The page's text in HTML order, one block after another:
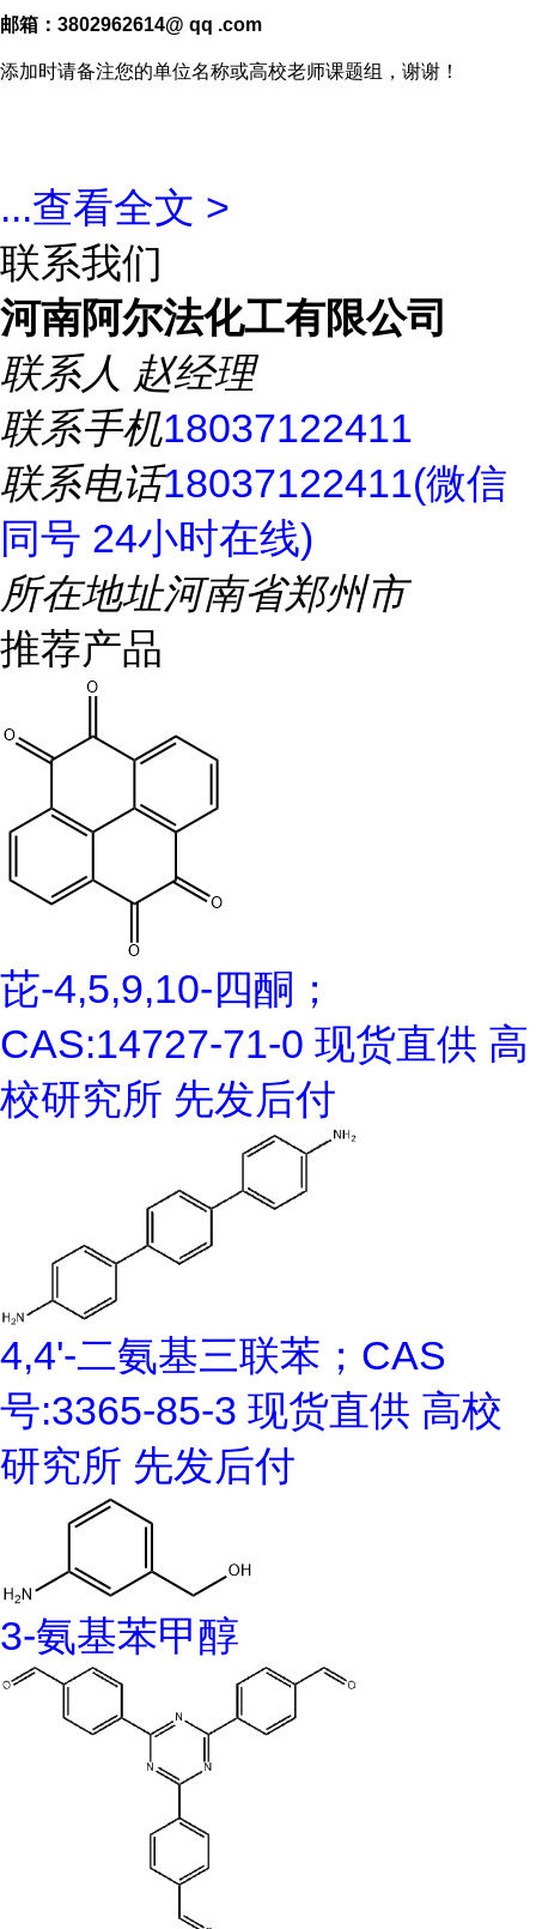
邮箱：3802962614@ qq .com
添加时请备注您的单位名称或高校老师课题组，谢谢！
...查看全文 >
联系我们
河南阿尔法化工有限公司
联系人 赵经理
联系手机18037122411
联系电话18037122411(微信
同号 24小时在线)
所在地址河南省郑州市
推荐产品
芘-4,5,9,10-四酮；
CAS:14727-71-0 现货直供 高
校研究所 先发后付
4,4'-二氨基三联苯；CAS
号:3365-85-3 现货直供 高校
研究所 先发后付
3-氨基苯甲醇